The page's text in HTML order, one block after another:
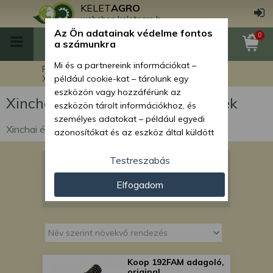
KELETAGRO
webshop.keletagro.hu
0
Főoldal
Xinchai és Koop motor alkatrészek
Xinchai és Koop motor alkatrészek
Xinchai és Koop motor alkatrészek
Koop motor alkatrészek
Xinchai motor alkatrészek
Koop 192FAM adagoló,
Az Ön adatainak védelme fontos
a számunkra
Mi és a partnereink információkat –
például cookie-kat – tárolunk egy
eszközön vagy hozzáférünk az
eszközön tárolt információkhoz, és
személyes adatokat – például egyedi
azonosítókat és az eszköz által küldött
személyre szabott hirdetések és
tartalom nyújtásához, hirdetés- és
tartalomméréshez, nézettségi adatok
gyűjtéséhez, valamint termékek
javításához. Az Ön engedélyével mi és a
partnereink eszközleolvasásos
módszerrel szerzett pontos geolokációs
adatokat és azonosítási információkat
Testreszabás
Elfogadom